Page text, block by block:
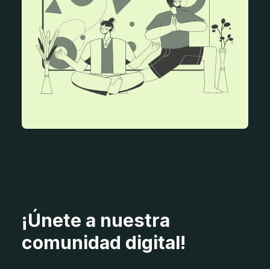
¡Únete a nuestra
comunidad digital!